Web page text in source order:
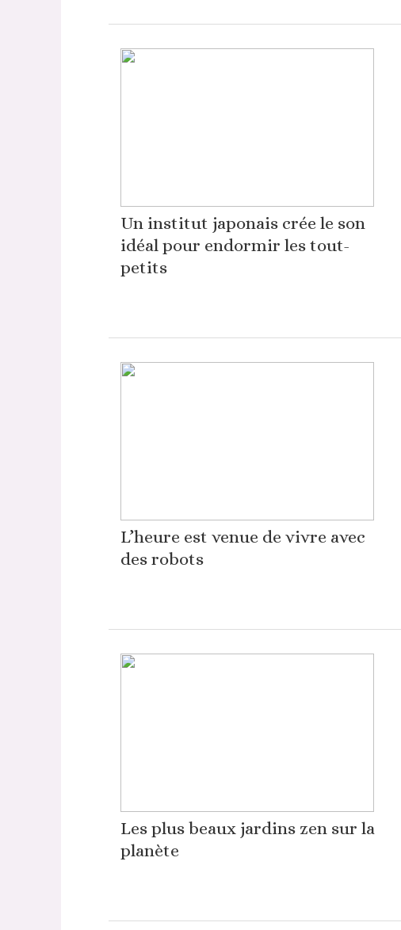
Un institut japonais crée le son
idéal pour endormir les tout-
petits
L’heure est venue de vivre avec
des robots
Les plus beaux jardins zen sur la
planète